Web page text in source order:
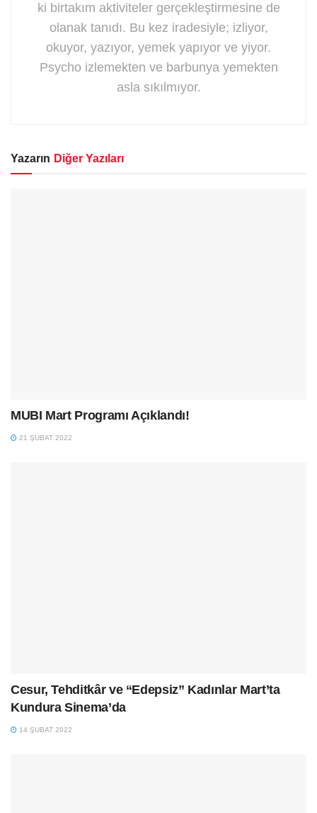
ki birtakım aktiviteler gerçekleştirmesine de
olanak tanıdı. Bu kez iradesiyle; izliyor,
okuyor, yazıyor, yemek yapıyor ve yiyor.
Psycho izlemekten ve barbunya yemekten
asla sıkılmıyor.
Yazarın Diğer Yazıları
MUBI Mart Programı Açıklandı!
21 ŞUBAT 2022
Cesur, Tehditkâr ve “Edepsiz” Kadınlar Mart’ta
Kundura Sinema’da
14 ŞUBAT 2022